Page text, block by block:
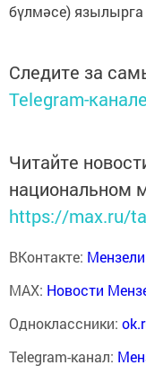
бүлмәсе) язылырга
Следите за
Telegram-канале
Читайте
национальном
https://max.ru/
ВКонтакте:
MAX: Новости
Одноклассники:
Telegram-канал: